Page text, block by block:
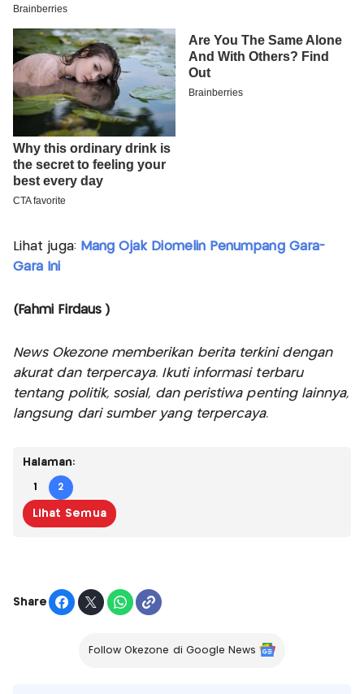
Lihat juga: Mang Ojak Diomelin Penumpang Gara-
Gara Ini
(Fahmi Firdaus )
News Okezone memberikan berita terkini dengan
akurat dan terpercaya. Ikuti informasi terbaru
tentang politik, sosial, dan peristiwa penting lainnya,
langsung dari sumber yang terpercaya.
Halaman:
1 2
Lihat Semua
Share
Follow Okezone di Google News